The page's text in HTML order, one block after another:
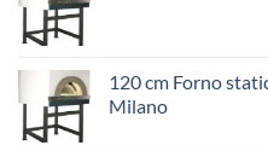
120 cm Forno
Milano